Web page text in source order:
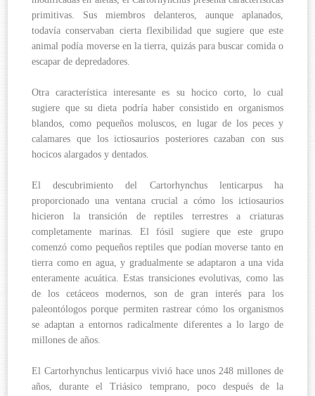
primitivas. Sus miembros delanteros, aunque aplanados,
todavía conservaban cierta flexibilidad que sugiere que este
animal podía moverse en la tierra, quizás para buscar comida o
escapar de depredadores.
Otra característica interesante es su hocico corto, lo cual
sugiere que su dieta podría haber consistido en organismos
blandos, como pequeños moluscos, en lugar de los peces y
calamares que los ictiosaurios posteriores cazaban con sus
hocicos alargados y dentados.
El descubrimiento del Cartorhynchus lenticarpus ha
proporcionado una ventana crucial a cómo los ictiosaurios
hicieron la transición de reptiles terrestres a criaturas
completamente marinas. El fósil sugiere que este grupo
comenzó como pequeños reptiles que podían moverse tanto en
tierra como en agua, y gradualmente se adaptaron a una vida
enteramente acuática. Estas transiciones evolutivas, como las
de los cetáceos modernos, son de gran interés para los
paleontólogos porque permiten rastrear cómo los organismos
se adaptan a entornos radicalmente diferentes a lo largo de
millones de años.
El Cartorhynchus lenticarpus vivió hace unos 248 millones de
años, durante el Triásico temprano, poco después de la